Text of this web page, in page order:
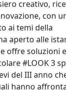
creativo,
con
ai temi della
aperto alle
offre soluzioni
#LOOK 3
del III anno
hanno